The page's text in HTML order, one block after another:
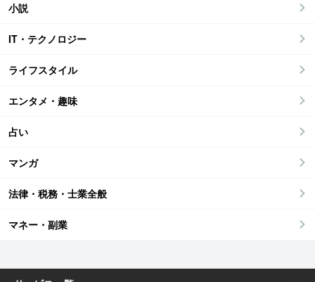
小説
IT・テクノロジー
ライフスタイル
エンタメ・趣味
占い
マンガ
法律・税務・士業全般
マネー・副業